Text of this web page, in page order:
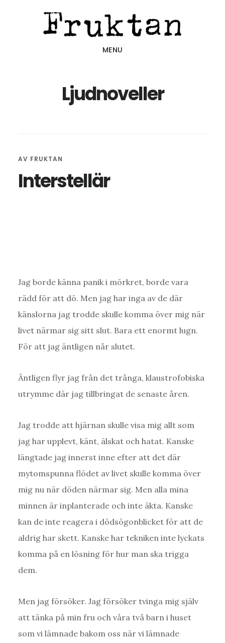
MENU
Ljudnoveller
AV FRUKTAN
Interstellär
Jag borde känna panik i mörkret, borde vara
rädd för att dö. Men jag har inga av de där
känslorna jag trodde skulle komma över mig när
livet närmar sig sitt slut. Bara ett enormt lugn.
För att jag äntligen når slutet.
Äntligen flyr jag från det trånga, klaustrofobiska
utrymme där jag tillbringat de senaste åren.
Jag trodde att hjärnan skulle visa mig allt som
jag har upplevt, känt, älskat och hatat. Kanske
längtade jag innerst inne efter att det där
mytomspunna flödet av livet skulle komma över
mig nu när döden närmar sig. Men alla mina
minnen är inplanterade och inte äkta. Kanske
kan de inte reagera i dödsögonblicket för att de
aldrig har skett. Kanske har tekniken inte lyckats
komma på en lösning för hur man ska trigga
dem.
Men jag försöker. Jag försöker tvinga mig själv
att tänka på min fru och våra två barn i huset
som vi lämnade bakom oss när vi lämnade